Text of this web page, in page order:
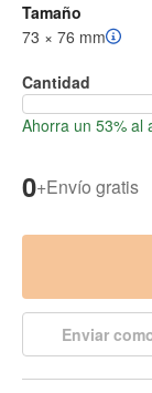
Tamaño
73 × 76 mm
Cantidad
Ahorra un 53% al
0+Envío gratis
Enviar